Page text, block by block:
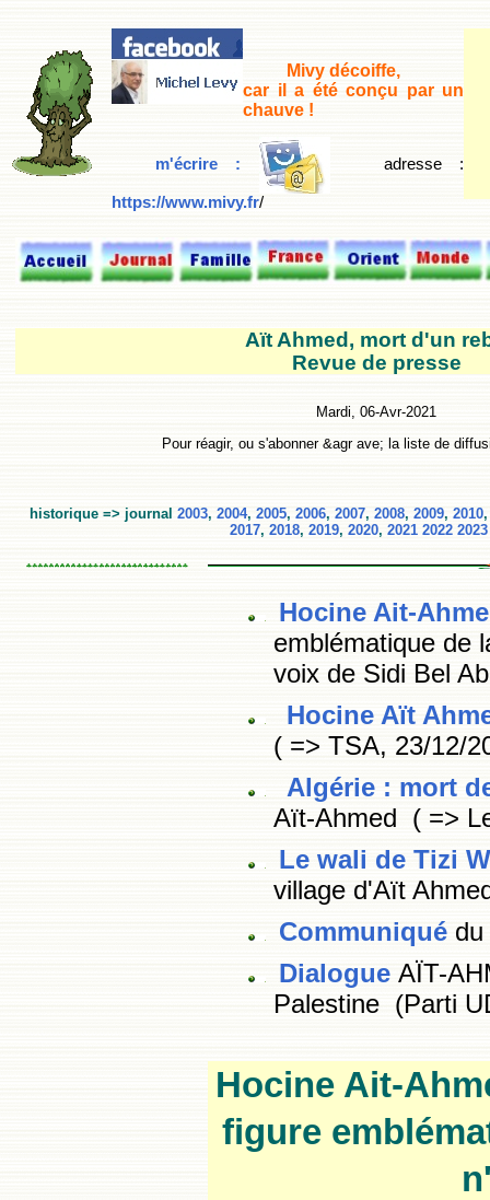
Mivy décoiffe,
car il a été conçu par un
chauve !
m'écrire : adresse:
https://www.mivy.fr/
Aït Ahmed, mort d'un
Revue de presse
Mardi, 06-Avr-2021
Pour réagir, ou s'abonner &agr ave; la liste de
historique => journal 2003, 2004, 2005, 2006, 2007, 2008, 2009, 2010
2017, 2018, 2019, 2020, 2021 2022 2023
Hocine Ait-
emblématique de
voix de Sidi Bel
Hocine Aït
( => TSA, 23/12/
Algérie : mort
Aït-Ahmed ( =>
Le wali de Tizi
village d'Aït
Communiqué
Dialogue AÏT-
Palestine (Parti
Hocine Ait-
figure